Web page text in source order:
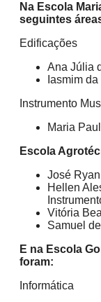
Na Escola
seguintes
Edificações
Ana Júlia
Iasmim
Instrumento
Maria
Escola
José
Hellen
Vitória
Samuel
E na Escola
foram:
Informática